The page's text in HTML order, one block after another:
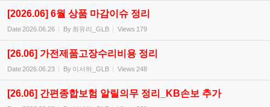
[2026.06] 6월 상품 마감이슈 정리
Date2026.06.26 By 최유리_GLB Views 179
[26.06] 가전제품고장수리비용 정리
Date2026.06.23 By 이서하_GLB Views 248
[26.06] 간편종합보험 알릴의무 정리_KB손보 추가